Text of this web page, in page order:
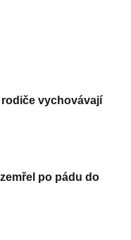
rodiče vychovávají
po pádu do